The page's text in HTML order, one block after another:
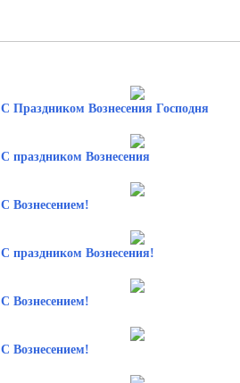
С Праздником Вознесения Господня
С праздником Вознесения
С Вознесением!
С праздником Вознесения!
С Вознесением!
С Вознесением!